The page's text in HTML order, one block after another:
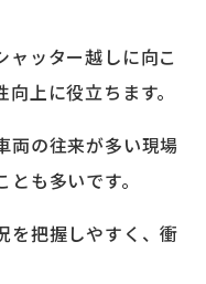
ャッター越しに向こ
上に役立ちます。
両の往来が多い現場
も多いです。
を把握しやすく、衝